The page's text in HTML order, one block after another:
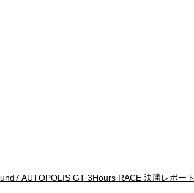
AUTOPOLIS GT 3Hours RACE 決勝レポート